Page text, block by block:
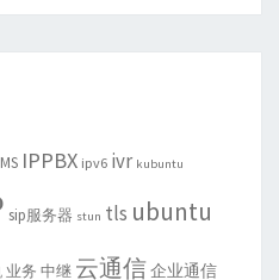
IPPBX ipv6 ivr kubuntu
sip服务器 stun tls ubuntu
业务 中继 云通信企业通信